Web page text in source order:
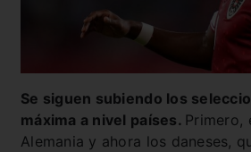
Se siguen subiendo los
máxima a nivel países. Primero,
Alemania y ahora los daneses,